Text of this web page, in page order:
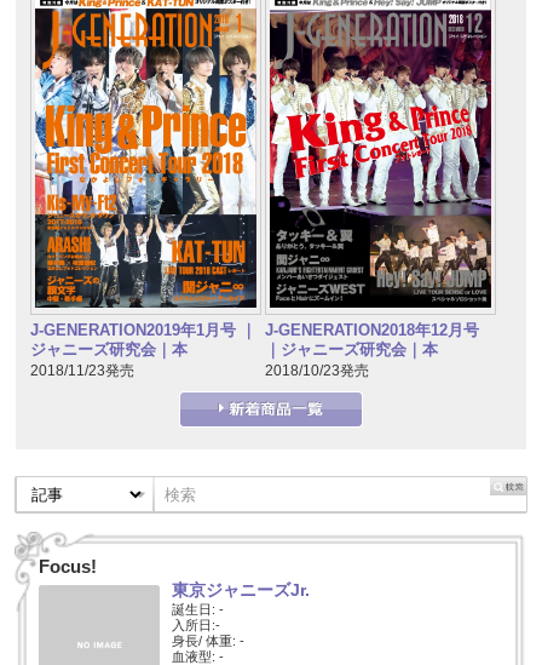
J-GENERATION2019年1月号 ｜
ジャニーズ研究会｜本
2018/11/23発売
J-GENERATION2018年12月号
｜ジャニーズ研究会｜本
2018/10/23発売
Focus!
東京ジャニーズJr.
誕生日: -
入所日:-
身長/ 体重: -
血液型: -